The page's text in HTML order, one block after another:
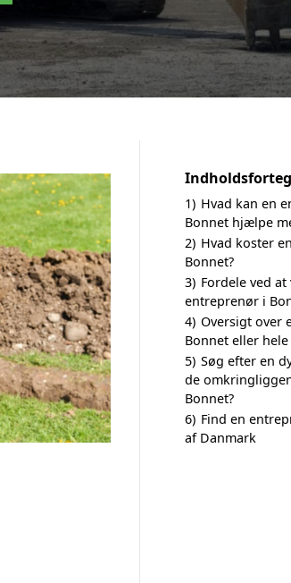
1) Hvad kan en
Bonnet hjælpe
2) Hvad koster
Bonnet?
3) Fordele ved
entreprenør i
4) Oversigt over
Bonnet eller
5) Søg efter en
de
Bonnet?
6) Find en
af Danmark